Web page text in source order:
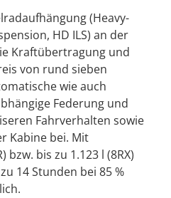
(Heavy-
HD ILS) an der
Kraftübertragung und
von rund sieben
wie auch
Federung und
Fahrverhalten sowie
Kabine bei. Mit
bzw. bis zu 1.123 l (8RX)
14 Stunden bei 85 %